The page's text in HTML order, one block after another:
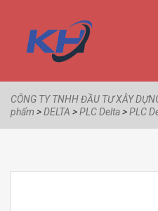
CÔNG TY TNHH ĐẦU TƯ XÂY
phẩm >DELTA >PLC Delta>PLC